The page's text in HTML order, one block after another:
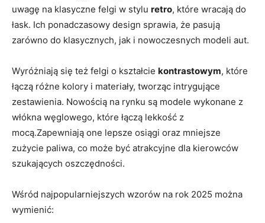
uwagę na klasyczne felgi w stylu retro, które wracają do
łask. Ich ponadczasowy design sprawia, że pasują
zarówno do klasycznych, jak i nowoczesnych modeli aut.
Wyróżniają się też felgi o kształcie kontrastowym, które
łączą różne kolory i materiały, tworząc intrygujące
zestawienia. Nowością na rynku są modele wykonane z
włókna węglowego, które łączą lekkość z
mocą.Zapewniają one lepsze osiągi oraz mniejsze
zużycie paliwa, co może być atrakcyjne dla kierowców
szukających oszczędności.
Wśród najpopularniejszych wzorów na rok 2025 można
wymienić: